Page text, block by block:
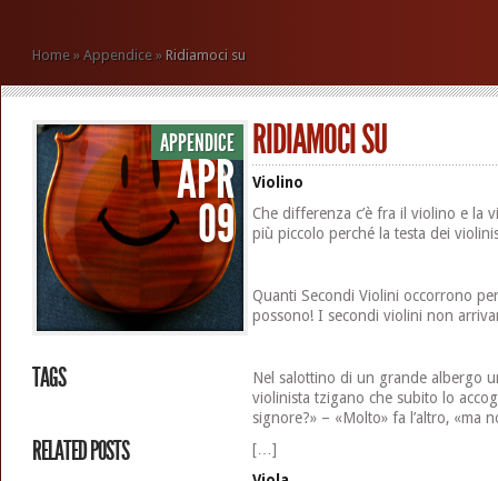
Home » Appendice » Ridiamoci su
APPENDICE
APR
09
TAGS
RELATED POSTS
RIDIAMOCI SU
Violino
Che differenza c’è fra il violino e la
più piccolo perché la testa dei
Quanti Secondi Violini occorrono
possono! I secondi violini non
Nel salottino di un grande albergo
violinista tzigano che subito lo
signore?» – «Molto» fa l’altro, «ma
[…]